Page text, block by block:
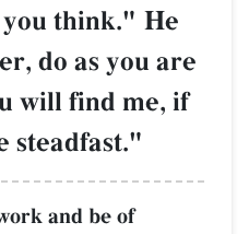
you think." He
do as you are
will find me, if
steadfast."
and be of